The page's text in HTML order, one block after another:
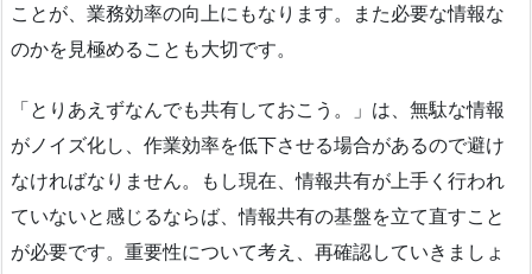
ことが、業務効率の向上にもなります。また必要な情報な
のかを見極めることも大切です。
「とりあえずなんでも共有しておこう。」は、無駄な情報
がノイズ化し、作業効率を低下させる場合があるので避け
なければなりません。もし現在、情報共有が上手く行われ
ていないと感じるならば、情報共有の基盤を立て直すこと
が必要です。重要性について考え、再確認していきましょ